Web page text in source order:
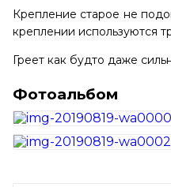
Крепление старое не
креплении используются
Греет как будто даже
Фотоальбом